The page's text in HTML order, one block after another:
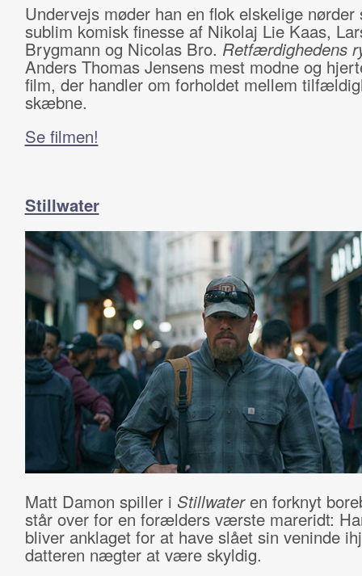
Undervejs møder han en flok elskelige nørder
sublim komisk finesse af Nikolaj Lie Kaas,
Brygmann og Nicolas Bro. Retfærdighedens
Anders Thomas Jensens mest modne og
film, der handler om forholdet mellem
skæbne.
Se filmen!
Stillwater
Matt Damon spiller i Stillwateren forknyt
står over for en forælders værste mareridt:
bliver anklaget for at have slået sin veninde
datteren nægter at være skyldig.